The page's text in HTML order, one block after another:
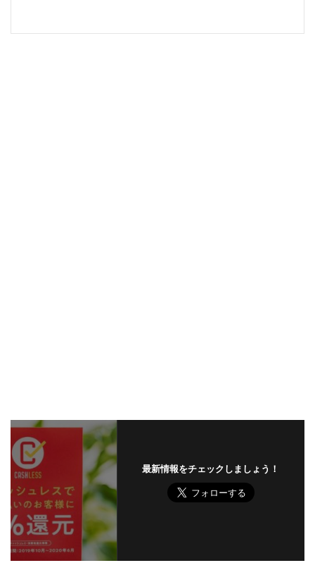
最新情報をチェックしましょう！